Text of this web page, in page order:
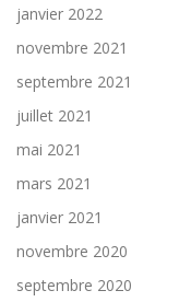
janvier 2022
novembre 2021
septembre 2021
juillet 2021
mai 2021
mars 2021
janvier 2021
novembre 2020
septembre 2020